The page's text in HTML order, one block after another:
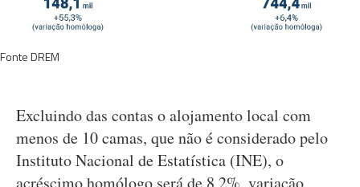
Fonte DREM
Excluindo das contas o alojamento local com
menos de 10 camas, que não é considerado pelo
Instituto Nacional de Estatística (INE), o
acréscimo homólogo será de 8,2%, variação